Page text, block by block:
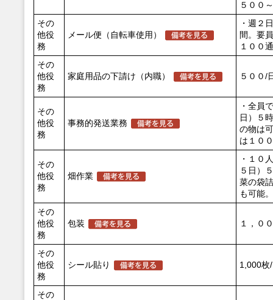
５００
その
他役
務
メール便（自転車使用）
・週２
間。要
１００
その
他役
務
家庭用品の下請け（内職） ５００/
その
他役
務
事務的発送業務
・全員
日）５
の物は
は１０
その
他役
務
畑作業
・１０
５日）
菜の袋
も可能。
その
他役
務
包装 １，０
その
他役
務
シール貼り 1,000枚
その